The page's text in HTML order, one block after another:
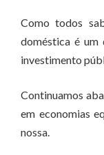
Como todos
doméstica é
investimento
Continuamos
em economias
nossa.